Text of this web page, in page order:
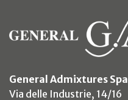
General Admixtures Spa
Via delle Industrie, 14/16